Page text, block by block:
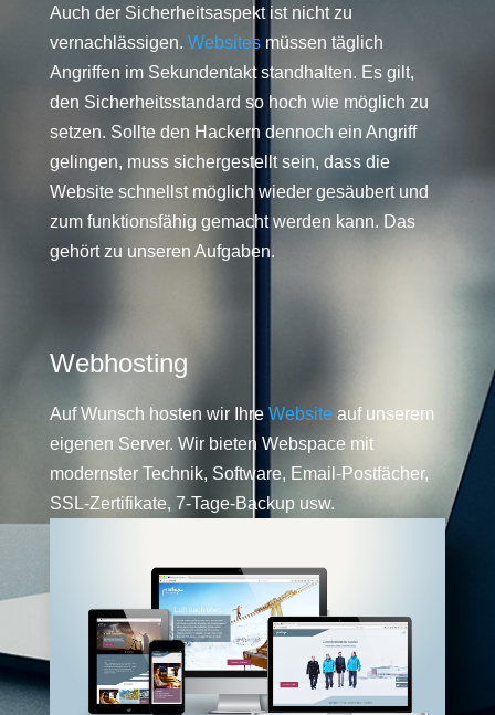
Auch der Sicherheitsaspekt ist nicht zu
vernachlässigen. Websitesmüssen täglich
Angriffen im Sekundentakt standhalten. Es gilt,
den Sicherheitsstandard so hoch wie möglich zu
setzen. Sollte den Hackern dennoch ein Angriff
gelingen, muss sichergestellt sein, dass die
Website schnellst möglich wieder gesäubert und
zum funktionsfähig gemacht werden kann. Das
gehört zu unseren Aufgaben.
Webhosting
Auf Wunsch hosten wir Ihre Website auf unserem
eigenen Server. Wir bieten Webspace mit
modernster Technik, Software, Email-Postfächer,
SSL-Zertifikate, 7-Tage-Backup usw.